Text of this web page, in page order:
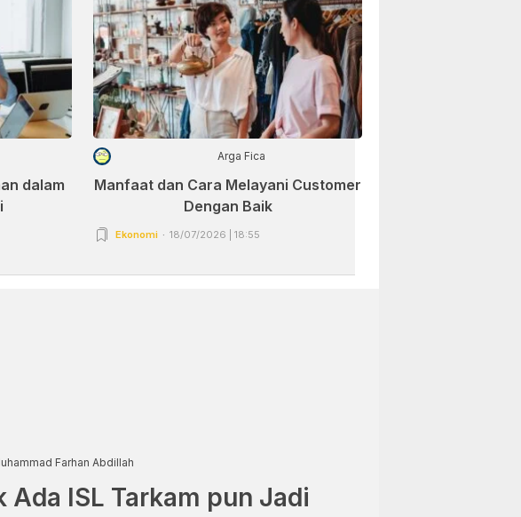
dalam
Arga Fica
Manfaat dan Cara Melayani Customer
Dengan Baik
Ekonomi 18/07/2026 | 18:55
Farhan Abdillah
Ada ISL Tarkam pun Jadi